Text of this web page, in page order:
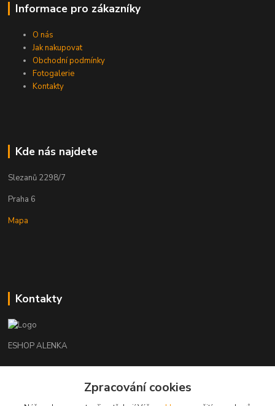
Informace pro zákazníky
O nás
Jak nakupovat
Obchodní podmínky
Fotogalerie
Kontakty
Kde nás najdete
Slezanů 2298/7
Praha 6
Mapa
Kontakty
ESHOP ALENKA
+420602541312Zpracování cookies